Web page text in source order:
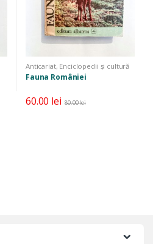
Anticariat, Enciclopedii și cultură
generală, Științe exacte
Fauna României
60.00 lei 80.00lei